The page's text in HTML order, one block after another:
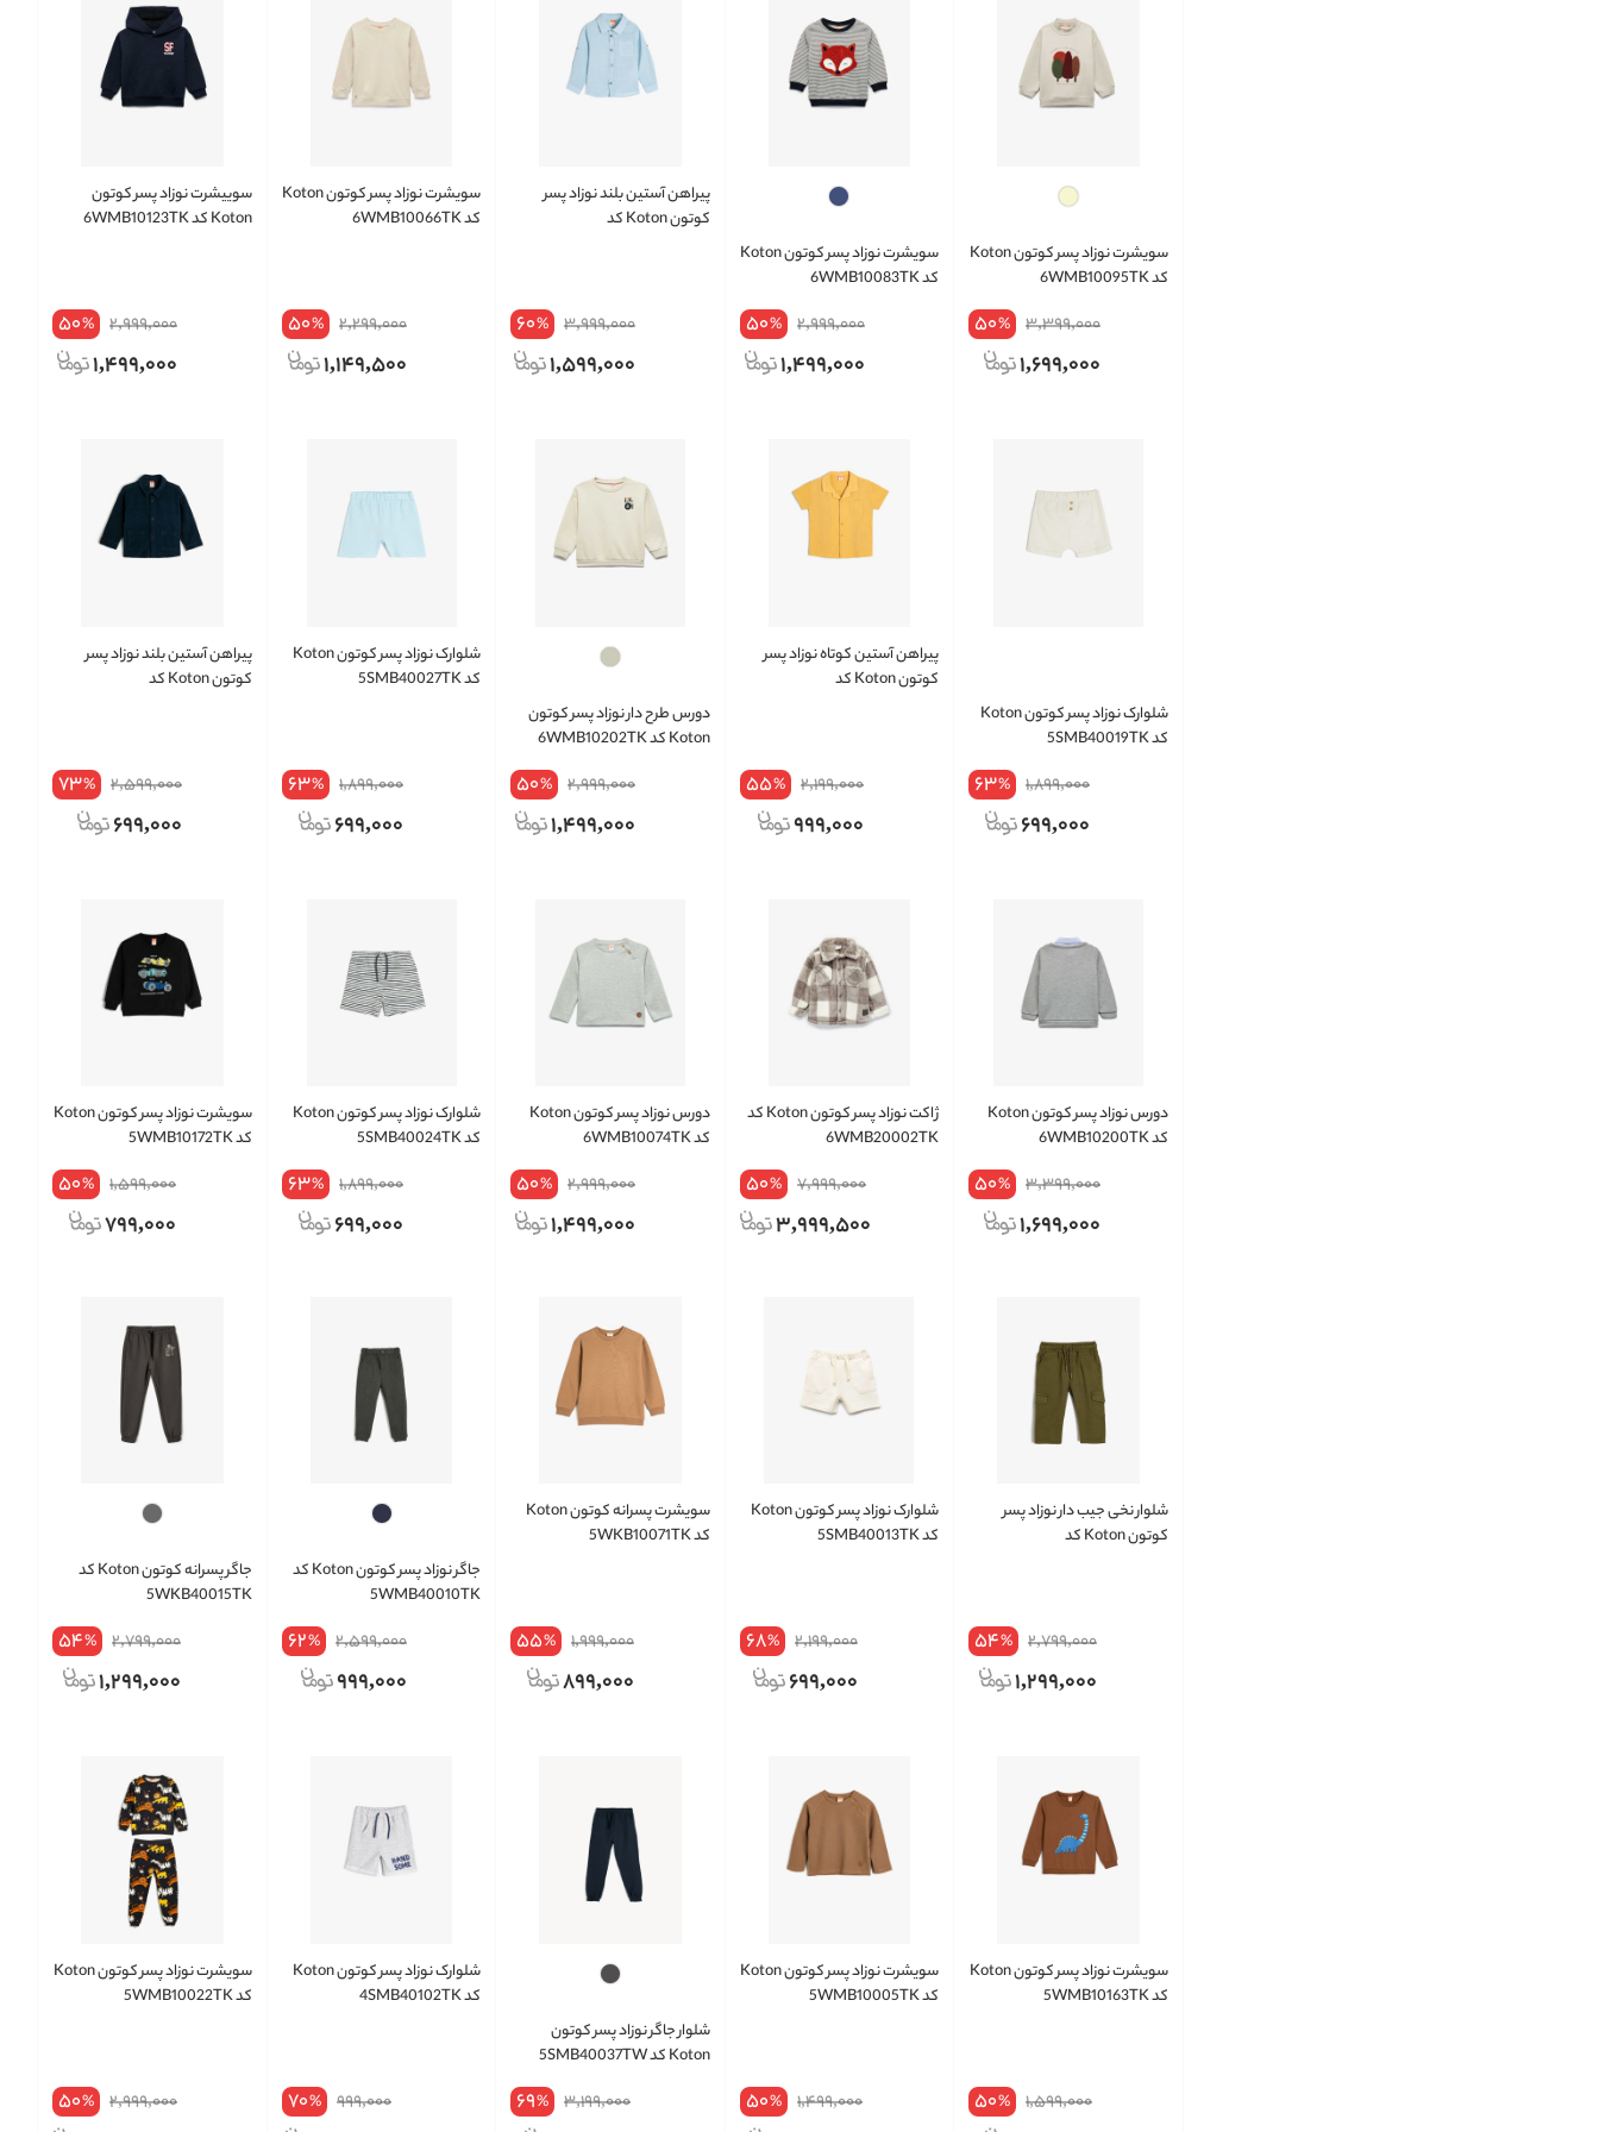
سویشرت نوزاد پسر کوتون Koton
کد 6WMB10095TK
3,399,000
50%
1,699,000
سویشرت نوزاد پسر کوتون Koton
کد 6WMB10083TK
2,999,000
50%
1,499,000
پیراهن آستین بلند نوزاد پسر
کوتون Koton کد
3,999,000
60%
1,599,000
سویشرت نوزاد پسر کوتون Koton
کد 6WMB10066TK
2,299,000
50%
1,149,500
سوییشرت نوزاد پسر کوتون
Koton کد 6WMB10123TK
2,999,000
50%
1,499,000
شلوارک نوزاد پسر کوتون Koton
کد 5SMB40019TK
1,899,000
63%
699,000
پیراهن آستین کوتاه نوزاد پسر
کوتون Koton کد
2,199,000
55%
999,000
دورس طرح دار نوزاد پسر کوتون
Koton کد 6WMB10202TK
2,999,000
50%
1,499,000
شلوارک نوزاد پسر کوتون Koton
کد 5SMB40027TK
1,899,000
63%
699,000
پیراهن آستین بلند نوزاد پسر
کوتون Koton کد
2,599,000
73%
699,000
دورس نوزاد پسر کوتون Koton
کد 6WMB10200TK
3,399,000
50%
1,699,000
ژاکت نوزاد پسر کوتون Koton کد
6WMB20002TK
7,999,000
50%
3,999,500
دورس نوزاد پسر کوتون Koton
کد 6WMB10074TK
2,999,000
50%
1,499,000
شلوارک نوزاد پسر کوتون Koton
کد 5SMB40024TK
1,899,000
63%
699,000
سویشرت نوزاد پسر کوتون Koton
کد 5WMB10172TK
1,599,000
50%
799,000
شلوار نخی جیب دار نوزاد پسر
کوتون Koton کد
2,799,000
54%
1,299,000
شلوارک نوزاد پسر کوتون Koton
کد 5SMB40013TK
2,199,000
68%
699,000
سویشرت پسرانه کوتون Koton
کد 5WKB10071TK
1,999,000
55%
899,000
جاگر نوزاد پسر کوتون Koton کد
5WMB40010TK
2,599,000
62%
999,000
جاگر پسرانه کوتون Koton کد
5WKB40015TK
2,799,000
54%
1,299,000
سویشرت نوزاد پسر کوتون Koton
کد 5WMB10163TK
1,599,000
50%
سویشرت نوزاد پسر کوتون Koton
کد 5WMB10005TK
1,499,000
50%
شلوار جاگر نوزاد پسر کوتون
Koton کد 5SMB40037TW
3,199,000
69%
شلوارک نوزاد پسر کوتون Koton
کد 4SMB40102TK
999,000
70%
سویشرت نوزاد پسر کوتون Koton
کد 5WMB10022TK
2,999,000
50%